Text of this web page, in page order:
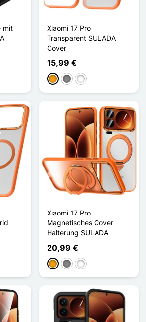
mit
Xiaomi 17 Pro
Transparent SULADA
Cover
15,99 €
OrangeGris Titanium
Noir Titanium
Xiaomi 17 Pro
Magnetisches Cover
Halterung SULADA
20,99 €
OrangeGris Titanium
Noir Titanium